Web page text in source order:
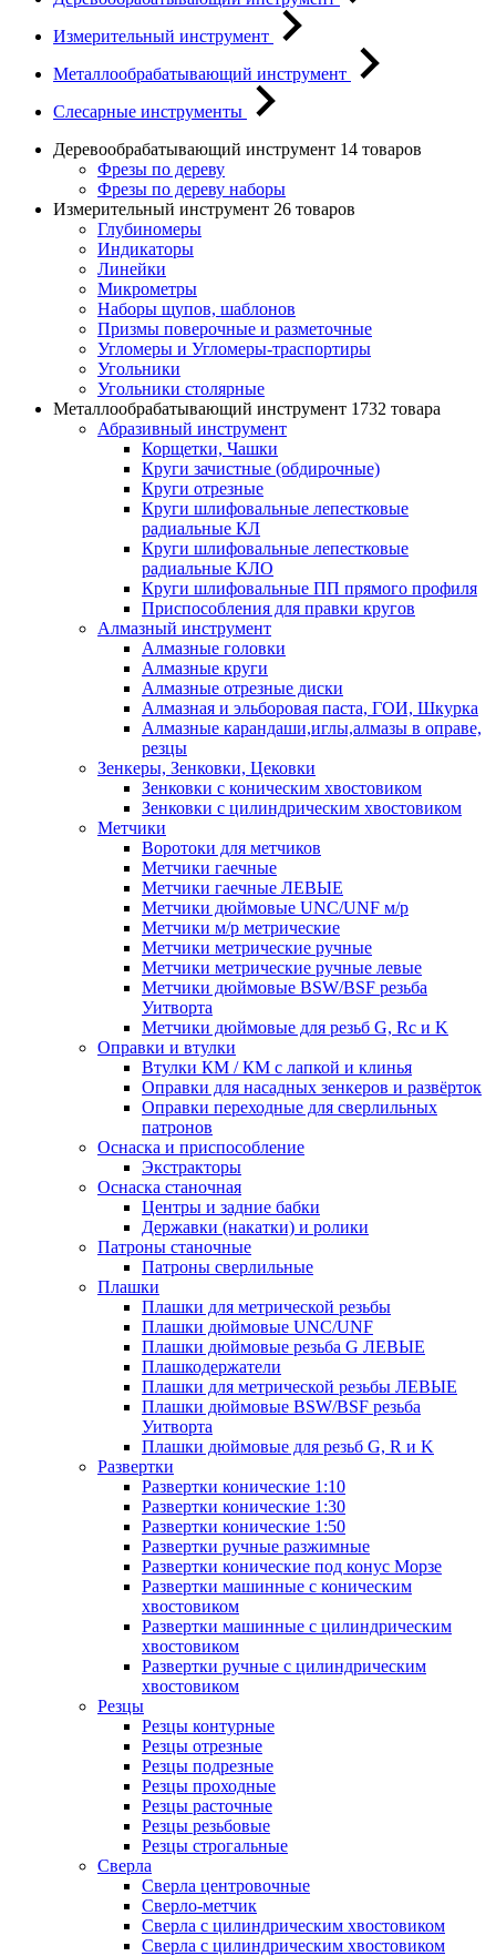
Измерительный инструмент
Металлообрабатывающий инструмент
Слесарные инструменты
Деревообрабатывающий инструмент 14 товаров
Фрезы по дереву
Фрезы по дереву наборы
Измерительный инструмент 26 товаров
Глубиномеры
Индикаторы
Линейки
Микрометры
Наборы щупов, шаблонов
Призмы поверочные и разметочные
Угломеры и Угломеры-траспортиры
Угольники
Угольники столярные
Металлообрабатывающий инструмент 1732 товара
Абразивный инструмент
Корщетки, Чашки
Круги зачистные (обдирочные)
Круги отрезные
Круги шлифовальные лепестковые
радиальные КЛ
Круги шлифовальные лепестковые
радиальные КЛО
Круги шлифовальные ПП прямого профиля
Приспособления для правки кругов
Алмазный инструмент
Алмазные головки
Алмазные круги
Алмазные отрезные диски
Алмазная и эльборовая паста, ГОИ, Шкурка
Алмазные карандаши,иглы,алмазы в оправе,
резцы
Зенкеры, Зенковки, Цековки
Зенковки с коническим хвостовиком
Зенковки с цилиндрическим хвостовиком
Метчики
Воротоки для метчиков
Метчики гаечные
Метчики гаечные ЛЕВЫЕ
Метчики дюймовые UNC/UNF м/р
Метчики м/р метрические
Метчики метрические ручные
Метчики метрические ручные левые
Метчики дюймовые BSW/BSF резьба
Уитворта
Метчики дюймовые для резьб G, Rc и K
Оправки и втулки
Втулки КМ / КМ с лапкой и клинья
Оправки для насадных зенкеров и развёрток
Оправки переходные для сверлильных
патронов
Оснаска и приспособление
Экстракторы
Оснаска станочная
Центры и задние бабки
Державки (накатки) и ролики
Патроны станочные
Патроны сверлильные
Плашки
Плашки для метрической резьбы
Плашки дюймовые UNC/UNF
Плашки дюймовые резьба G ЛЕВЫЕ
Плашкодержатели
Плашки для метрической резьбы ЛЕВЫЕ
Плашки дюймовые BSW/BSF резьба
Уитворта
Плашки дюймовые для резьб G, R и K
Развертки
Развертки конические 1:10
Развертки конические 1:30
Развертки конические 1:50
Развертки ручные разжимные
Развертки конические под конус Морзе
Развертки машинные с коническим
хвостовиком
Развертки машинные с цилиндрическим
хвостовиком
Развертки ручные с цилиндрическим
хвостовиком
Резцы
Резцы контурные
Резцы отрезные
Резцы подрезные
Резцы проходные
Резцы расточные
Резцы резьбовые
Резцы строгальные
Сверла
Сверла центровочные
Сверло-метчик
Сверла с цилиндрическим хвостовиком
Сверла с цилиндрическим хвостовиком